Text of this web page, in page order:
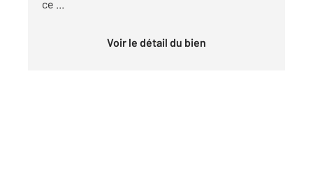
ce ...
Voir le détail du bien